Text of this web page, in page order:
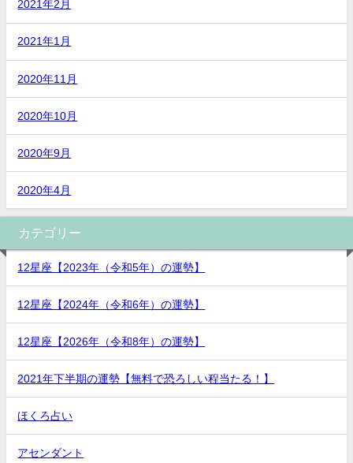
2021年2月
2021年1月
2020年11月
2020年10月
2020年9月
2020年4月
カテゴリー
12星座【2023年（令和5年）の運勢】
12星座【2024年（令和6年）の運勢】
12星座【2026年（令和8年）の運勢】
2021年下半期の運勢【無料で恐ろしい程当たる！】
ほくろ占い
アセンダント